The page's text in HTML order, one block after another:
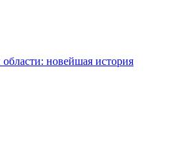
области: новейшая история